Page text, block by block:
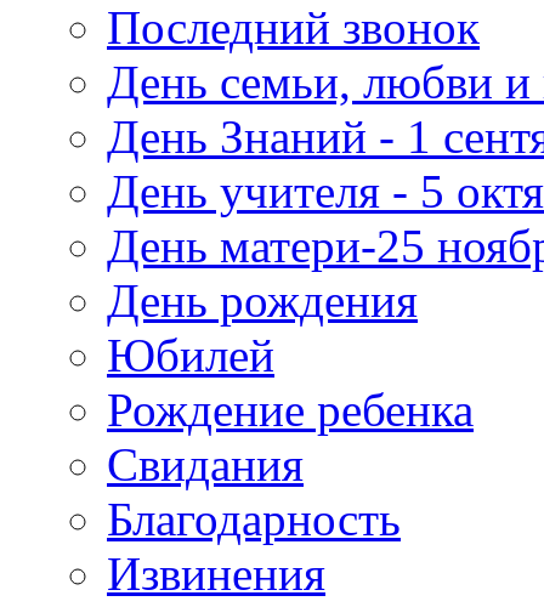
Последний звонок
День семьи, любви и
День Знаний - 1
День учителя - 5
День матери-25
День рождения
Юбилей
Рождение ребенка
Свидания
Благодарность
Извинения